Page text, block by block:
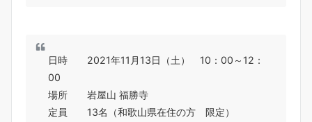
日時 2021年11月13日（土） 10：00～12：
00
場所 岩屋山 福勝寺
定員 13名（和歌山県在住の方 限定）